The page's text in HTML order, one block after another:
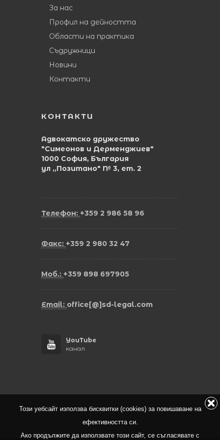
За нас
Профил на дейността
Области на практика
Съдружници
Новини
Контакти
КОНТАКТИ
Адвокатско дружество
"Симеонов и Дерменджиев"
1000 София, България
ул „Позитано" № 3, ет. 2
Телефон: +359 2 986 58 96
Факс: +359 2 980 32 47
Моб.: +359 898 697905
Email: office[@]sd-legal.com
YouTube
канал
Този уебсайт използва бисквитки (cookies) за повишаване на
ефективността си.
Ако продължите да използвате този сайт, се съгласявате с